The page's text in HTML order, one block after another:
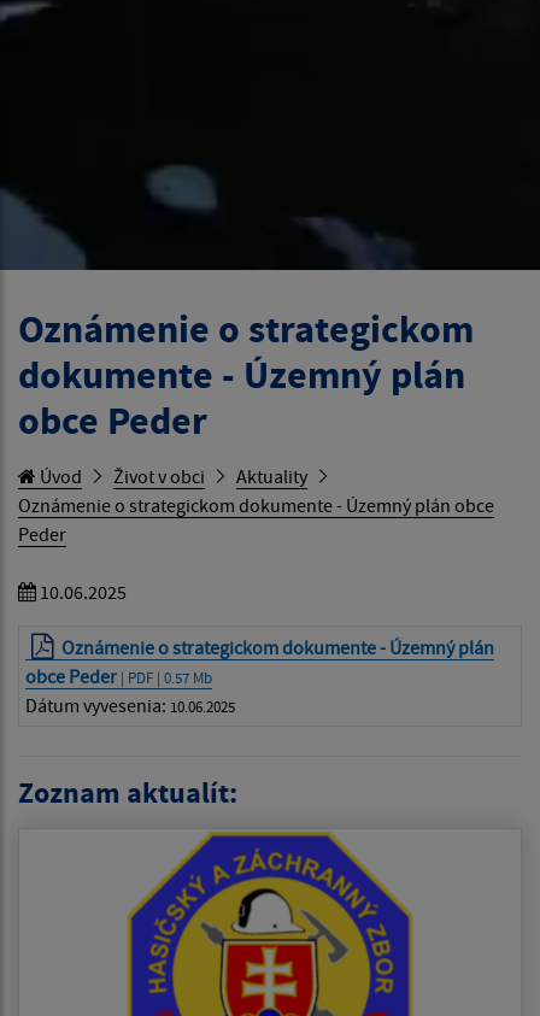
Oznámenie o strategickom
dokumente - Územný plán
obce Peder
Úvod Život v obci
Aktuality
Oznámenie o strategickom dokumente - Územný plán obce
Peder
10.06.2025
Oznámenie o strategickom dokumente - Územný plán
obce Peder | PDF | 0.57 Mb
Dátum vyvesenia: 10.06.2025
Zoznam aktualít: